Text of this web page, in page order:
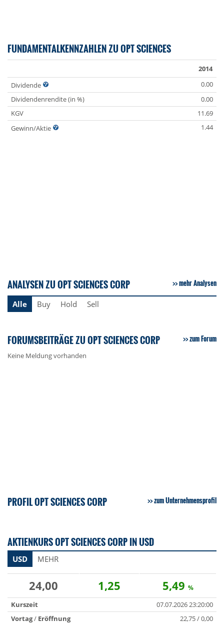
FUNDAMENTALKENNZAHLEN ZU OPT SCIENCES
2014
Dividende
0.00
Dividendenrendite (in %)
0.00
KGV
11.69
Gewinn/Aktie
1.44
ANALYSEN ZU OPT SCIENCES CORP mehr Analysen
Alle Buy Hold Sell
FORUMSBEITRÄGE ZU OPT SCIENCES CORP zum Forum
Keine Meldung vorhanden
PROFIL OPT SCIENCES CORP zum Unternehmensprofil
AKTIENKURS OPT SCIENCES CORP IN USD
USD MEHR
24,00 1,25 5,49 %
Kurszeit
07.07.2026 23:20:00
Vortag/ Eröffnung 22,75 / 0,00